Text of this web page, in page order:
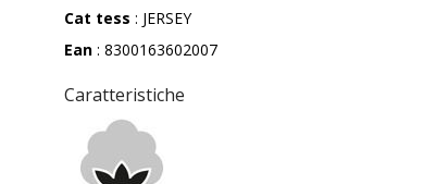
Cat tess : JERSEY
Ean : 8300163602007
Caratteristiche